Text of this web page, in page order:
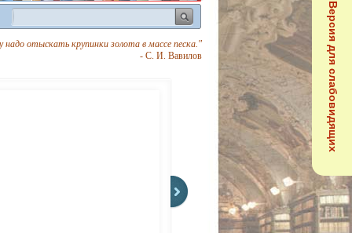
Версия для слабовидящих
отыскать крупинки золота в массе песка."
- С. И. Вавилов